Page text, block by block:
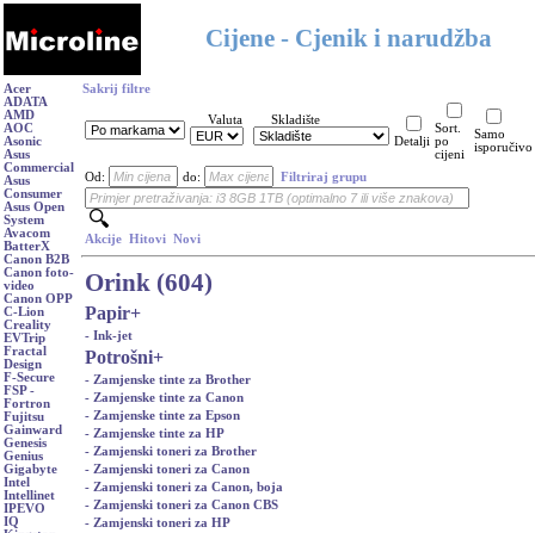
Cijene - Cjenik i narudžba
Acer
ADATA
AMD
AOC
Asonic
Asus
Commercial
Asus
Consumer
Asus Open
System
Avacom
BatterX
Canon B2B
Canon foto-
video
Canon OPP
C-Lion
Creality
EVTrip
Fractal
Design
F-Secure
FSP -
Fortron
Fujitsu
Gainward
Genesis
Genius
Gigabyte
Intel
Intellinet
IPEVO
IQ
Sakrij filtre
Valuta
Skladište
Detalji
Sort.
po
cijeni
Samo
isporučivo
Od: do: Filtriraj grupu
Akcije Hitovi Novi
Orink (604)
Papir+
- Ink-jet
Potrošni+
- Zamjenske tinte za Brother
- Zamjenske tinte za Canon
- Zamjenske tinte za Epson
- Zamjenske tinte za HP
- Zamjenski toneri za Brother
- Zamjenski toneri za Canon
- Zamjenski toneri za Canon, boja
- Zamjenski toneri za Canon CBS
- Zamjenski toneri za HP